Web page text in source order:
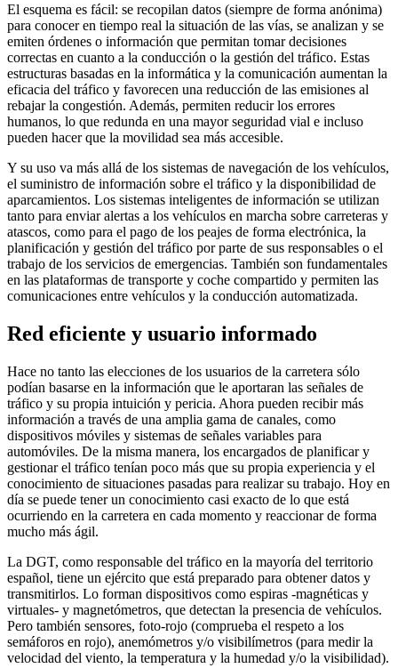
El esquema es fácil: se recopilan datos (siempre de forma anónima)
para conocer en tiempo real la situación de las vías, se analizan y se
emiten órdenes o información que permitan tomar decisiones
correctas en cuanto a la conducción o la gestión del tráfico. Estas
estructuras basadas en la informática y la comunicación aumentan la
eficacia del tráfico y favorecen una reducción de las emisiones al
rebajar la congestión. Además, permiten reducir los errores
humanos, lo que redunda en una mayor seguridad vial e incluso
pueden hacer que la movilidad sea más accesible.
Y su uso va más allá de los sistemas de navegación de los vehículos,
el suministro de información sobre el tráfico y la disponibilidad de
aparcamientos. Los sistemas inteligentes de información se utilizan
tanto para enviar alertas a los vehículos en marcha sobre carreteras y
atascos, como para el pago de los peajes de forma electrónica, la
planificación y gestión del tráfico por parte de sus responsables o el
trabajo de los servicios de emergencias. También son fundamentales
en las plataformas de transporte y coche compartido y permiten las
comunicaciones entre vehículos y la conducción automatizada.
Red eficiente y usuario informado
Hace no tanto las elecciones de los usuarios de la carretera sólo
podían basarse en la información que le aportaran las señales de
tráfico y su propia intuición y pericia. Ahora pueden recibir más
información a través de una amplia gama de canales, como
dispositivos móviles y sistemas de señales variables para
automóviles. De la misma manera, los encargados de planificar y
gestionar el tráfico tenían poco más que su propia experiencia y el
conocimiento de situaciones pasadas para realizar su trabajo. Hoy en
día se puede tener un conocimiento casi exacto de lo que está
ocurriendo en la carretera en cada momento y reaccionar de forma
mucho más ágil.
La DGT, como responsable del tráfico en la mayoría del territorio
español, tiene un ejército que está preparado para obtener datos y
transmitirlos. Lo forman dispositivos como espiras -magnéticas y
virtuales- y magnetómetros, que detectan la presencia de vehículos.
Pero también sensores, foto-rojo (comprueba el respeto a los
semáforos en rojo), anemómetros y/o visibilímetros (para medir la
velocidad del viento, la temperatura y la humedad y/o la visibilidad).